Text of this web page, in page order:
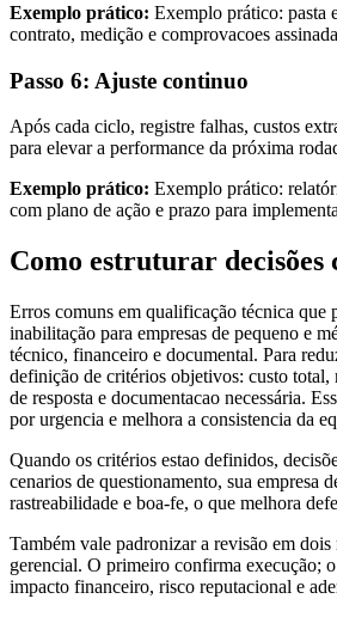
Exemplo prático: Exemplo prático: pasta
contrato, medição e comprovacoes
Passo 6: Ajuste continuo
Após cada ciclo, registre falhas, custos
para elevar a performance da próxima
Exemplo prático: Exemplo prático:
com plano de ação e prazo para
Como estruturar decisões
Erros comuns em qualificação técnica que
inabilitação para empresas de pequeno e
técnico, financeiro e documental. Para
definição de critérios objetivos: custo total,
de resposta e documentacao necessária.
por urgencia e melhora a consistencia da
Quando os critérios estao definidos,
cenarios de questionamento, sua empresa
rastreabilidade e boa-fe, o que melhora
Também vale padronizar a revisão em
gerencial. O primeiro confirma execução;
impacto financeiro, risco reputacional e